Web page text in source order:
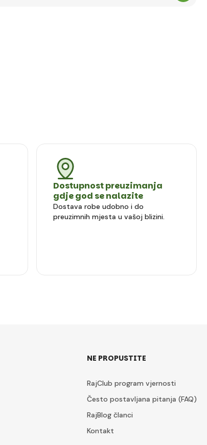
Dostupnost preuzimanja
gdje god se nalazite
Dostava robe udobno i do
preuzimnih mjesta u vašoj blizini.
NE PROPUSTITE
RajClub program vjernosti
Često postavljana pitanja (FAQ)
RajBlog članci
Kontakt